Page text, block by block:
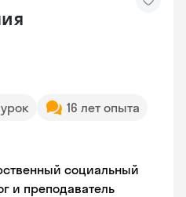
урок
16 лет опыта
социальный
и преподаватель